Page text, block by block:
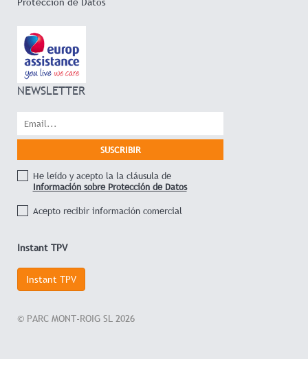
NEWSLETTER
He leído y acepto la la cláusula de
Información sobre Protección de Datos
Acepto recibir información comercial
Instant TPV
Instant TPV
© PARC MONT-ROIG SL 2026